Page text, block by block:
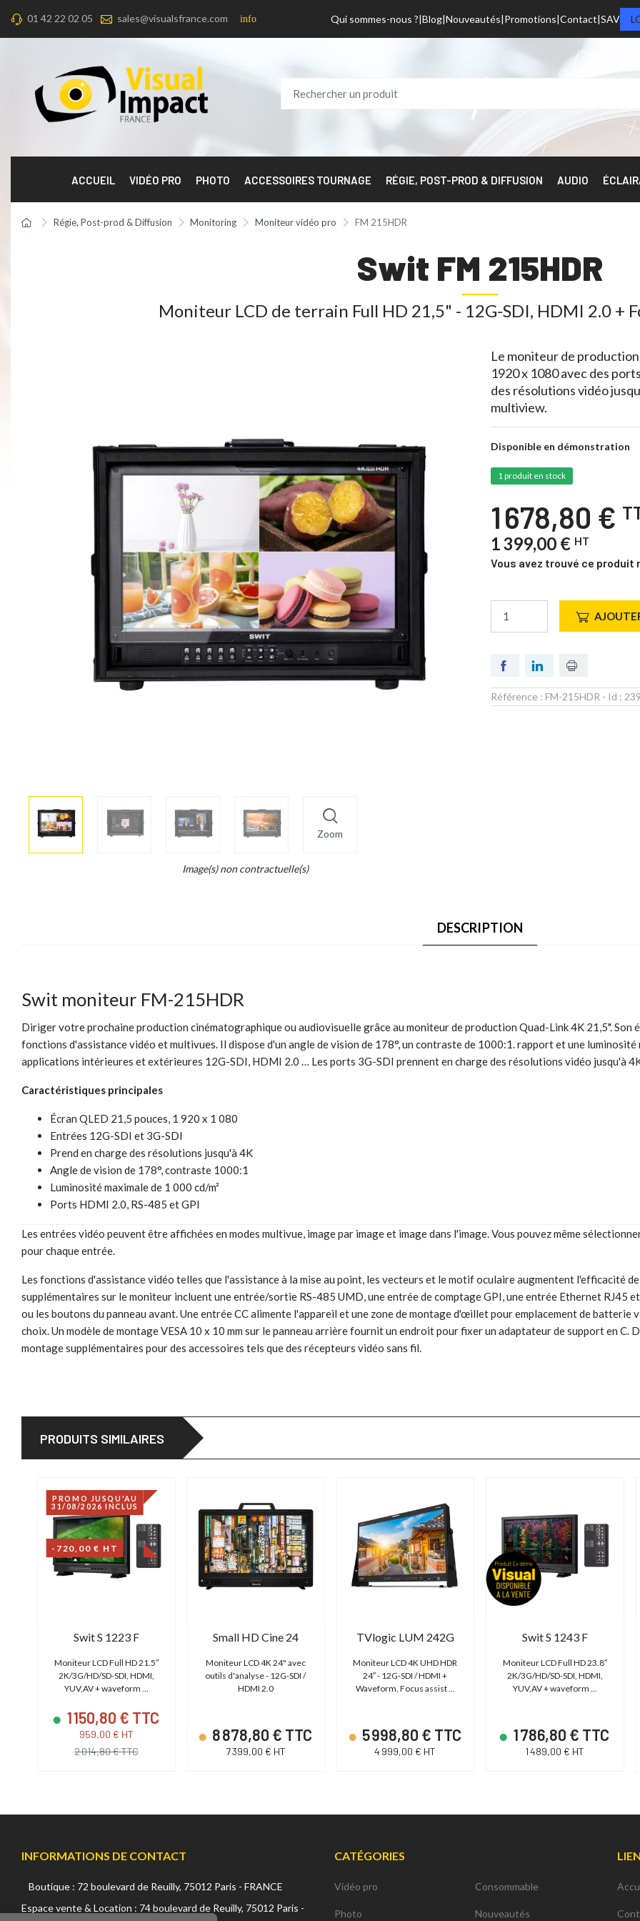
01 42 22 02 05 sales@visualsfrance.com info Qui sommes-nous ? Blog Nouveautés Promotions Contact SAV
ACCUEIL VIDÉO PRO PHOTO ACCESSOIRES TOURNAGE RÉGIE, POST-PROD & DIFFUSION AUDIO
Régie, Post-prod & Diffusion Monitoring Moniteur vidéo pro FM 215HDR
Swit FM 215HDR
Moniteur LCD de terrain Full HD 21,5" - 12G-SDI, HDMI 2.0 +
Zoom
More
info
Image(s) non contractuelle(s)
Le moniteur de
1920 x 1080 avec des
des résolutions vidéo
multiview.
Disponible en démonstration
1 produit en stock
1 678,80 €
1 399,00 € HT
Vous avez trouvé ce produit
Référence : FM-215HDR - Id :
DESCRIPTION
Swit moniteur FM-215HDR
Diriger votre prochaine production cinématographique ou audiovisuelle grâce au moniteur de production Quad-Link 4K 21,5".
fonctions d'assistance vidéo et multivues. Il dispose d'un angle de vision de 178°, un contraste de 1000:1. rapport et une
applications intérieures et extérieures 12G-SDI, HDMI 2.0 … Les ports 3G-SDI prennent en charge des résolutions vidéo jusqu'à
Caractéristiques principales
Écran QLED 21,5 pouces, 1 920 x 1 080
Entrées 12G-SDI et 3G-SDI
Prend en charge des résolutions jusqu'à 4K
Angle de vision de 178°, contraste 1000:1
Luminosité maximale de 1 000 cd/m²
Ports HDMI 2.0, RS-485 et GPI
Les entrées vidéo peuvent être affichées en modes multivue, image par image et image dans l'image. Vous pouvez même
pour chaque entrée.
Les fonctions d'assistance vidéo telles que l'assistance à la mise au point, les vecteurs et le motif oculaire augmentent l'efficacité
supplémentaires sur le moniteur incluent une entrée/sortie RS-485 UMD, une entrée de comptage GPI, une entrée Ethernet RJ45
ou les boutons du panneau avant. Une entrée CC alimente l'appareil et une zone de montage d'œillet pour emplacement de
choix. Un modèle de montage VESA 10 x 10 mm sur le panneau arrière fournit un endroit pour fixer un adaptateur de support en
montage supplémentaires pour des accessoires tels que des récepteurs vidéo sans fil.
PRODUITS SIMILAIRES
PROMO JUSQU'AU
31/08/2026 INCLUS
-720,00 € HT
Swit S 1223 F
Moniteur LCD Full HD 21.5″
2K/3G/HD/SD-SDI, HDMI,
YUV,AV + waveform ...
1 150,80 € TTC
959,00 € HT
2 014,80 € TTC
Small HD Cine 24
Moniteur LCD 4K 24" avec
outils d'analyse - 12G-SDI /
HDMI 2.0
8 878,80 € TTC
7 399,00 € HT
TVlogic LUM 242G
Moniteur LCD 4K UHD HDR
24″ - 12G-SDI / HDMI +
Waveform, Focus assist ...
5 998,80 € TTC
4 999,00 € HT
Swit S 1243 F
Moniteur LCD Full HD 23.8″
2K/3G/HD/SD-SDI, HDMI,
YUV,AV + waveform ...
1 786,80 € TTC
1 489,00 € HT
INFORMATIONS DE CONTACT
Boutique : 72 boulevard de Reuilly, 75012 Paris - FRANCE
Espace vente & Location : 74 boulevard de Reuilly, 75012 Paris -
CATÉGORIES
Vidéo pro
Photo
Consommable
Nouveautés